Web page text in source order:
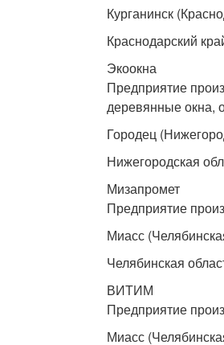
Курганинск
Краснодарский
Экоокна
Предприятие
деревянные окна,
Городец
Нижегородская
Мизапромет
Предприятие
Миасс
Челябинская
ВИТИМ
Предприятие
Миасс